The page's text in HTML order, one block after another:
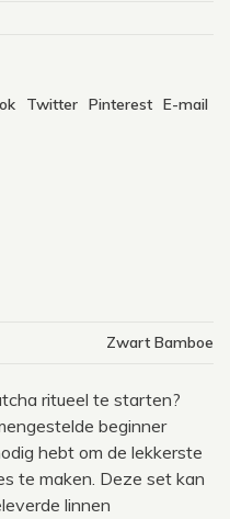
Twitter Pinterest E-mail
Zwart Bamboe
ritueel te starten?
beginner
hebt om de lekkerste
te maken. Deze set kan
linnen